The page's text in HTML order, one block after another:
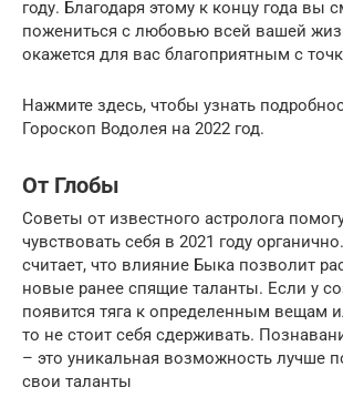
году. Благодаря этому к концу года вы
пожениться с любовью всей вашей
окажется для вас благоприятным с
Нажмите здесь, чтобы узнать
Гороскоп Водолея на 2022 год.
От Глобы
Советы от известного астролога
чувствовать себя в 2021 году
считает, что влияние Быка позволит
новые ранее спящие таланты. Если у
появится тяга к определенным вещам
то не стоит себя сдерживать.
– это уникальная возможность лучше
свои таланты